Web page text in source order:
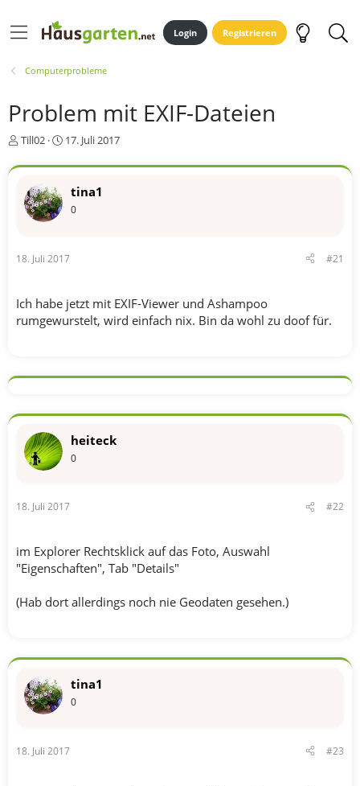
Login Registrieren
Computerprobleme
Problem mit EXIF-Dateien
E
s
e
r
Till02
E
s
a
17. Juli 2017
tina1
0
18. Juli 2017 #21
Ich habe jetzt mit EXIF-Viewer und Ashampoo
rumgewurstelt, wird einfach nix. Bin da wohl zu doof für.
heiteck
0
18. Juli 2017 #22
im Explorer Rechtsklick auf das Foto, Auswahl
"Eigenschaften", Tab "Details"
(Hab dort allerdings noch nie Geodaten gesehen.)
tina1
0
18. Juli 2017 #23